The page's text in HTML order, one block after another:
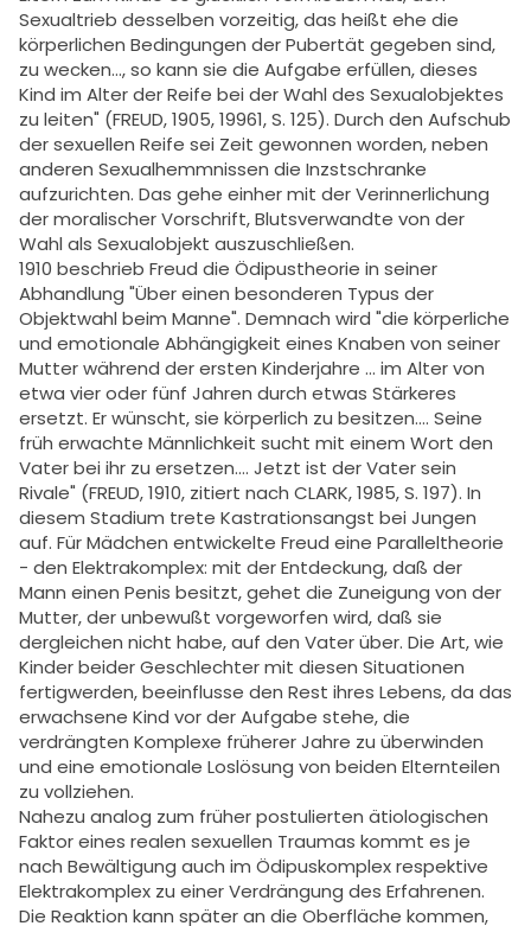
Sexualtrieb desselben vorzeitig, das heißt ehe die
körperlichen Bedingungen der Pubertät gegeben sind,
zu wecken..., so kann sie die Aufgabe erfüllen, dieses
Kind im Alter der Reife bei der Wahl des Sexualobjektes
zu leiten" (FREUD, 1905, 19961, S. 125). Durch den Aufschub
der sexuellen Reife sei Zeit gewonnen worden, neben
anderen Sexualhemmnissen die Inzstschranke
aufzurichten. Das gehe einher mit der Verinnerlichung
der moralischer Vorschrift, Blutsverwandte von der
Wahl als Sexualobjekt auszuschließen.
1910 beschrieb Freud die Ödipustheorie in seiner
Abhandlung "Über einen besonderen Typus der
Objektwahl beim Manne". Demnach wird "die körperliche
und emotionale Abhängigkeit eines Knaben von seiner
Mutter während der ersten Kinderjahre ... im Alter von
etwa vier oder fünf Jahren durch etwas Stärkeres
ersetzt. Er wünscht, sie körperlich zu besitzen.... Seine
früh erwachte Männlichkeit sucht mit einem Wort den
Vater bei ihr zu ersetzen.... Jetzt ist der Vater sein
Rivale" (FREUD, 1910, zitiert nach CLARK, 1985, S. 197). In
diesem Stadium trete Kastrationsangst bei Jungen
auf. Für Mädchen entwickelte Freud eine Paralleltheorie
- den Elektrakomplex: mit der Entdeckung, daß der
Mann einen Penis besitzt, gehet die Zuneigung von der
Mutter, der unbewußt vorgeworfen wird, daß sie
dergleichen nicht habe, auf den Vater über. Die Art, wie
Kinder beider Geschlechter mit diesen Situationen
fertigwerden, beeinflusse den Rest ihres Lebens, da das
erwachsene Kind vor der Aufgabe stehe, die
verdrängten Komplexe früherer Jahre zu überwinden
und eine emotionale Loslösung von beiden Elternteilen
zu vollziehen.
Nahezu analog zum früher postulierten ätiologischen
Faktor eines realen sexuellen Traumas kommt es je
nach Bewältigung auch im Ödipuskomplex respektive
Elektrakomplex zu einer Verdrängung des Erfahrenen.
Die Reaktion kann später an die Oberfläche kommen,